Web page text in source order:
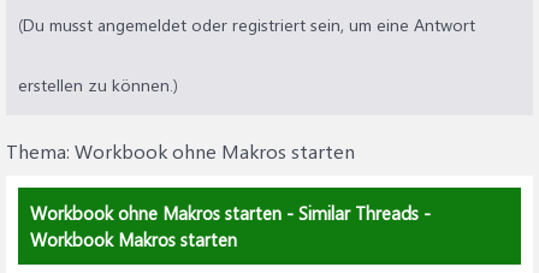
(Du musst angemeldet oder registriert sein, um eine Antwort
erstellen zu können.)
Thema: Workbook ohne Makros starten
Workbook ohne Makros starten - Similar Threads -
Workbook Makros starten